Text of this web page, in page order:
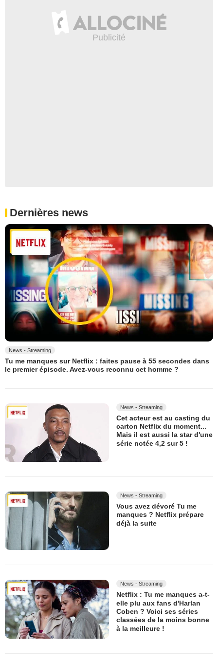
Dernières news
News - Streaming
Tu me manques sur Netflix : faites pause à 55 secondes dans
le premier épisode. Avez-vous reconnu cet homme ?
News - Streaming
Cet acteur est au casting du
carton Netflix du moment...
Mais il est aussi la star d'une
série notée 4,2 sur 5 !
News - Streaming
Vous avez dévoré Tu me
manques ? Netflix prépare
déjà la suite
News - Streaming
Netflix : Tu me manques a-t-
elle plu aux fans d'Harlan
Coben ? Voici ses séries
classées de la moins bonne
à la meilleure !